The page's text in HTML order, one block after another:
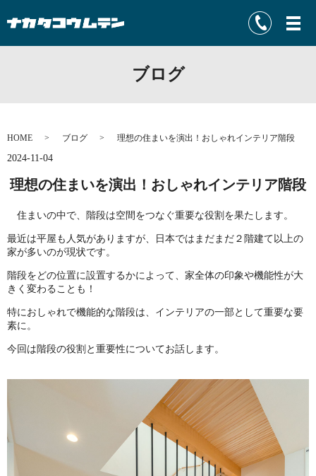
ブログ
HOME ブログ 理想の住まいを演出！おしゃれインテリア階段
2024-11-04
理想の住まいを演出！おしゃれインテリア階段
住まいの中で、階段は空間をつなぐ重要な役割を果たします。
最近は平屋も人気がありますが、日本ではまだまだ２階建て以上の
家が多いのが現状です。
階段をどの位置に設置するかによって、家全体の印象や機能性が大
きく変わることも！
特におしゃれで機能的な階段は、インテリアの一部として重要な要
素に。
今回は階段の役割と重要性についてお話します。